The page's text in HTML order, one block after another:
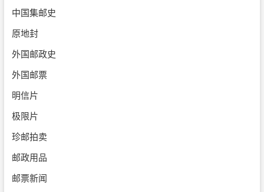
中国集邮史
原地封
外国邮政史
外国邮票
明信片
极限片
珍邮拍卖
邮政用品
邮票新闻